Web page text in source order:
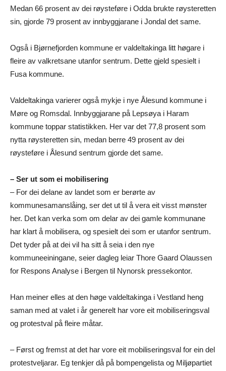
Medan 66 prosent av dei røysteføre i Odda brukte røysteretten
sin, gjorde 79 prosent av innbyggjarane i Jondal det same.
Også i Bjørnefjorden kommune er valdeltakinga litt høgare i
fleire av valkretsane utanfor sentrum. Dette gjeld spesielt i
Fusa kommune.
Valdeltakinga varierer også mykje i nye Ålesund kommune i
Møre og Romsdal. Innbyggjarane på Lepsøya i Haram
kommune toppar statistikken. Her var det 77,8 prosent som
nytta røysteretten sin, medan berre 49 prosent av dei
røysteføre i Ålesund sentrum gjorde det same.
– Ser ut som ei mobilisering
– For dei delane av landet som er berørte av
kommunesamanslåing, ser det ut til å vera eit visst mønster
her. Det kan verka som om delar av dei gamle kommunane
har klart å mobilisera, og spesielt dei som er utanfor sentrum.
Det tyder på at dei vil ha sitt å seia i den nye
kommuneeiningane, seier dagleg leiar Thore Gaard Olaussen
for Respons Analyse i Bergen til Nynorsk pressekontor.
Han meiner elles at den høge valdeltakinga i Vestland heng
saman med at valet i år generelt har vore eit mobiliseringsval
og protestval på fleire måtar.
– Først og fremst at det har vore eit mobiliseringsval for ein del
protestveljarar. Eg tenkjer då på bompengelista og Miljøpartiet